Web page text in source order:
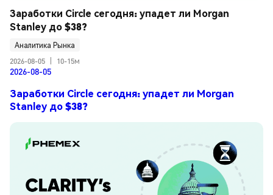
Заработки Circle сегодня: упадет ли Morgan
Stanley до $38?
Аналитика Рынка
2026-08-05
10-15м
2026-08-05
Заработки Circle сегодня: упадет ли Morgan
Stanley до $38?